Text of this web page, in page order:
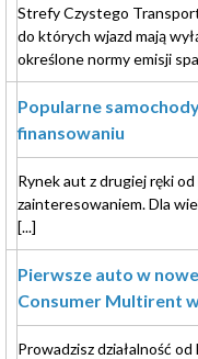
Strefy Czystego
do których wjazd mają
określone normy emisji
Popularne
finansowaniu
Rynek aut z drugiej ręki
zainteresowaniem. Dla
[...]
Pierwsze auto w
Consumer Multirent
Prowadzisz działalność